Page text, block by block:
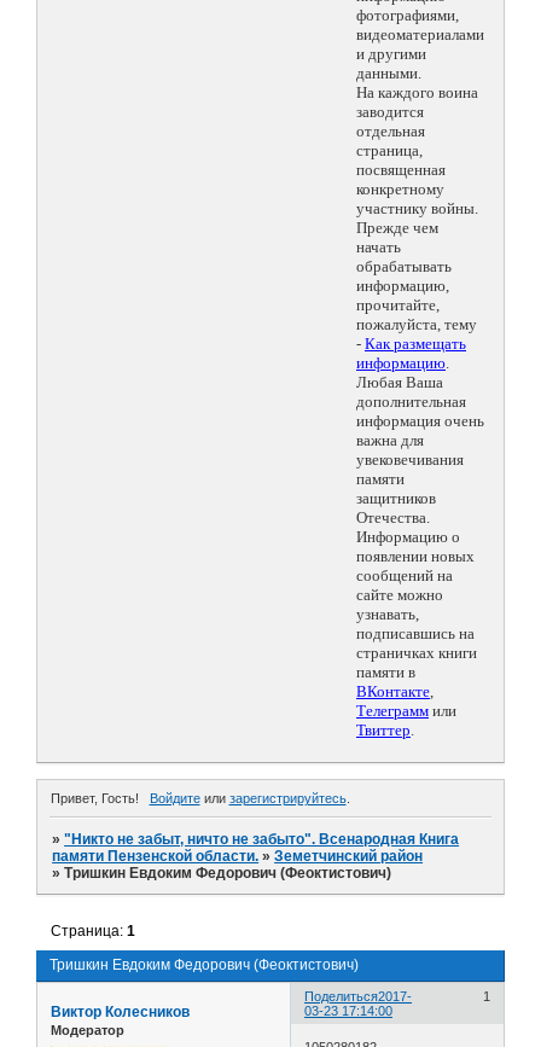
фотографиями,
видеоматериалами
и другими
данными.
На каждого воина
заводится
отдельная
страница,
посвященная
конкретному
участнику войны.
Прежде чем
начать
обрабатывать
информацию,
прочитайте,
пожалуйста, тему
- Как размещать
информацию.
Любая Ваша
дополнительная
информация очень
важна для
увековечивания
памяти
защитников
Отечества.
Информацию о
появлении новых
сообщений на
сайте можно
узнавать,
подписавшись на
страничках книги
памяти в
ВКонтакте,
Телеграмм или
Твиттер.
Привет, Гость! Войдитеили зарегистрируйтесь.
»"Никто не забыт, ничто не забыто". Всенародная Книга
памяти Пензенской области. »Земетчинский район
»Тришкин Евдоким Федорович (Феоктистович)
Тришкин Евдоким Федорович (Феоктистович)
Страница:1
Поделиться 1
2017-
03-23 17:14:00
Виктор Колесников
Модератор